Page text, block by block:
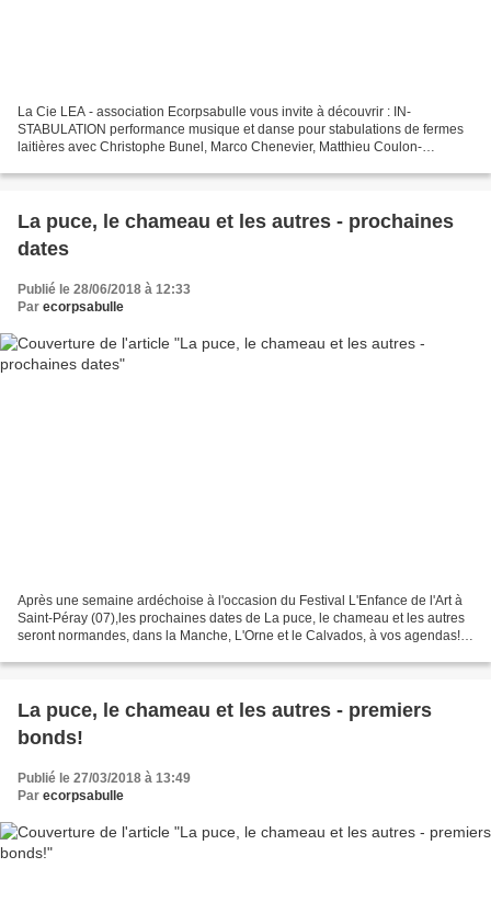
La Cie LEA - association Ecorpsabulle vous invite à découvrir : IN-
STABULATION performance musique et danse pour stabulations de fermes
laitières avec Christophe Bunel, Marco Chenevier, Matthieu Coulon-
La puce, le chameau et les autres - prochaines
dates
Publié le 28/06/2018 à 12:33
Par ecorpsabulle
Après une semaine ardéchoise à l'occasion du Festival L'Enfance de l'Art à
Saint-Péray (07),les prochaines dates de La puce, le chameau et les autres
seront normandes, dans la Manche, L'Orne et le Calvados, à vos agendas!
La puce, le chameau et les autres - premiers
bonds!
Publié le 27/03/2018 à 13:49
Par ecorpsabulle